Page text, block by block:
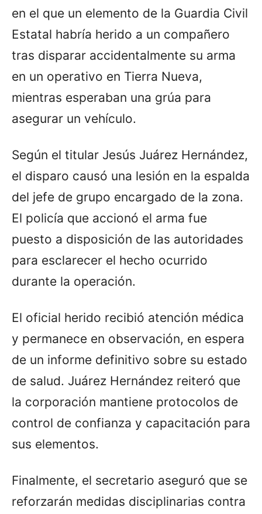
en el que un elemento de la Guardia Civil
Estatal habría herido a un compañero
tras disparar accidentalmente su arma
en un operativo en Tierra Nueva,
mientras esperaban una grúa para
asegurar un vehículo.
Según el titular Jesús Juárez Hernández,
el disparo causó una lesión en la espalda
del jefe de grupo encargado de la zona.
El policía que accionó el arma fue
puesto a disposición de las autoridades
para esclarecer el hecho ocurrido
durante la operación.
El oficial herido recibió atención médica
y permanece en observación, en espera
de un informe definitivo sobre su estado
de salud. Juárez Hernández reiteró que
la corporación mantiene protocolos de
control de confianza y capacitación para
sus elementos.
Finalmente, el secretario aseguró que se
reforzarán medidas disciplinarias contra